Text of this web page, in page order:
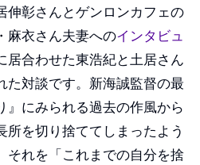
伸彰さんとゲンロンカフェの
麻衣さん夫妻へのインタビュ
居合わせた東浩紀と土居さん
た対談です。新海誠監督の最
』にみられる過去の作風から
所を切り捨ててしまったよう
それを「これまでの自分を捨